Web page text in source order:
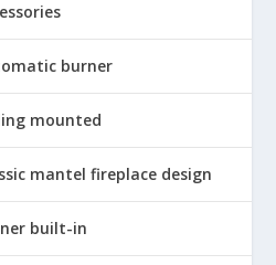
burner
mounted
mantel fireplace design
built-in